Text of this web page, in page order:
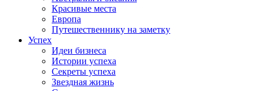
Красивые места
Европа
Путешественнику на заметку
Успех
Идеи бизнеса
Истории успеха
Секреты успеха
Звездная жизнь